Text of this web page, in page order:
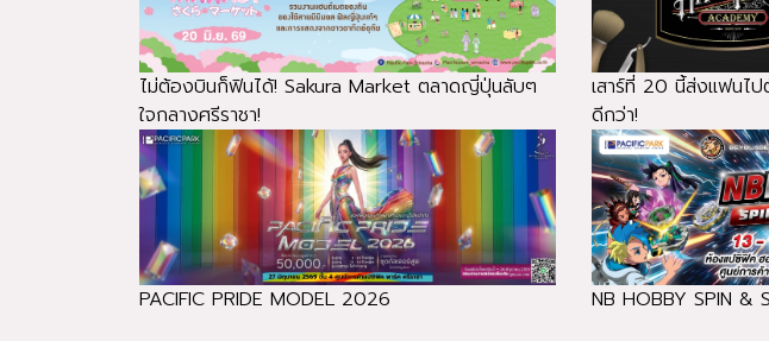
ไม่ต้องบินก็ฟินได้! Sakura Market ตลาดญี่ปุ่นลับๆ
ใจกลางศรีราชา!
เสาร์ที่ 20 นี้ส่งแฟนไป
ดีกว่า!
PACIFIC PRIDE MODEL 2026 NB HOBBY SPIN &